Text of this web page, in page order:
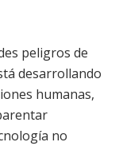
peligros de
desarrollando
humanas,
no